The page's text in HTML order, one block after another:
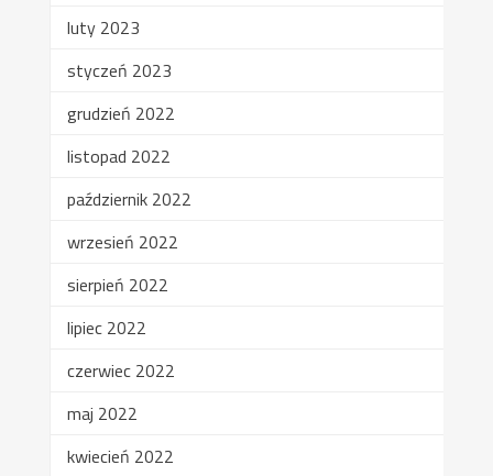
luty 2023
styczeń 2023
grudzień 2022
listopad 2022
październik 2022
wrzesień 2022
sierpień 2022
lipiec 2022
czerwiec 2022
maj 2022
kwiecień 2022